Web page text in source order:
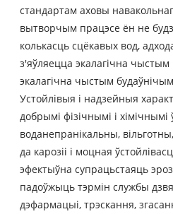
стандартам аховы
вытворчым працэсе ён не
колькасць сцёкавых вод,
з'яўляецца экалагічна чыстым
экалагічна чыстым
Устойлівыя і надзейныя
добрымі фізічнымі і хімічнымі
воданепранікальны,
да карозіі і моцная
эфектыўна супрацьстаяць
падоўжыць тэрмін службы
дэфармацыі, трэскання,